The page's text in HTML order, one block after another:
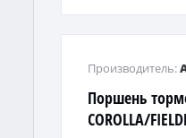
Поршень
COROLLA/
Производитель: